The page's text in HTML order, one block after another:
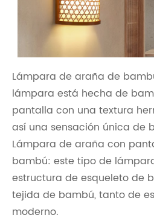
Lámpara de araña de
lámpara está hecha de
pantalla con una textura
así una sensación única de
Lámpara de araña con
bambú: este tipo de
estructura de esqueleto de
tejida de bambú, tanto de
moderno.